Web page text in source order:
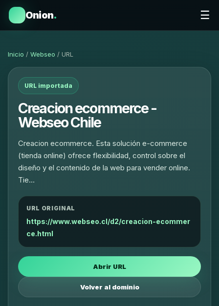
Onion. ☰
Inicio / Webseo / URL
URL importada
Creacion ecommerce -
Webseo Chile
Creacion ecommerce. Esta solución e-commerce
(tienda online) ofrece flexibilidad, control sobre el
diseño y el contenido de la web para vender online.
Tie…
URL ORIGINAL
https://www.webseo.cl/d2/creacion-ecommer
ce.html
Abrir URL
Volver al dominio